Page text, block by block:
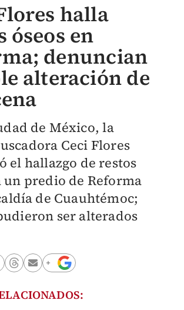
halla
óseos en
denuncian
alteración de
de México, la
Ceci Flores
el hallazgo de restos
un predio de Reforma
de Cuauhtémoc;
ser alterados